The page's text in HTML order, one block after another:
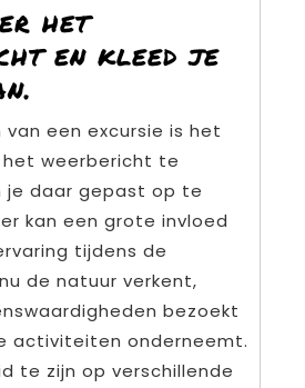
het
en kleed je
van een excursie is het
weerbericht te
je daar gepast op te
kan een grote invloed
tijdens de
de natuur verkent,
bezoekt
activiteiten onderneemt.
te zijn op verschillende